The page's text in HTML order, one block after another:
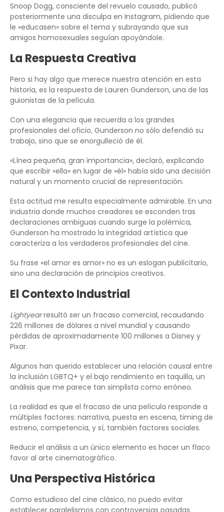
Snoop Dogg, consciente del revuelo causado, publicó
posteriormente una disculpa en Instagram, pidiendo que
le «educasen» sobre el tema y subrayando que sus
amigos homosexuales seguían apoyándole.
La Respuesta Creativa
Pero si hay algo que merece nuestra atención en esta
historia, es la respuesta de Lauren Gunderson, una de las
guionistas de la película.
Con una elegancia que recuerda a los grandes
profesionales del oficio, Gunderson no sólo defendió su
trabajo, sino que se enorgulleció de él.
«Línea pequeña, gran importancia», declaró, explicando
que escribir «ella» en lugar de «él» había sido una decisión
natural y un momento crucial de representación.
Esta actitud me resulta especialmente admirable. En una
industria donde muchos creadores se esconden tras
declaraciones ambiguas cuando surge la polémica,
Gunderson ha mostrado la integridad artística que
caracteriza a los verdaderos profesionales del cine.
Su frase «el amor es amor» no es un eslogan publicitario,
sino una declaración de principios creativos.
El Contexto Industrial
Lightyearresultó ser un fracaso comercial, recaudando
226 millones de dólares a nivel mundial y causando
pérdidas de aproximadamente 100 millones a Disney y
Pixar.
Algunos han querido establecer una relación causal entre
la inclusión LGBTQ+ y el bajo rendimiento en taquilla, un
análisis que me parece tan simplista como erróneo.
La realidad es que el fracaso de una película responde a
múltiples factores: narrativa, puesta en escena, timing de
estreno, competencia, y sí, también factores sociales.
Reducir el análisis a un único elemento es hacer un flaco
favor al arte cinematográfico.
Una Perspectiva Histórica
Como estudioso del cine clásico, no puedo evitar
establecer paralelismos con controversias pasadas.